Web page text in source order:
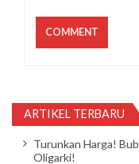
ARTIKEL TERBARU
Turunkan Harga!
Oligarki!